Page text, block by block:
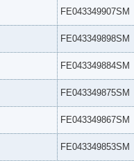
FE043349907SM
FE043349898SM
FE043349884SM
FE043349875SM
FE043349867SM
FE043349853SM